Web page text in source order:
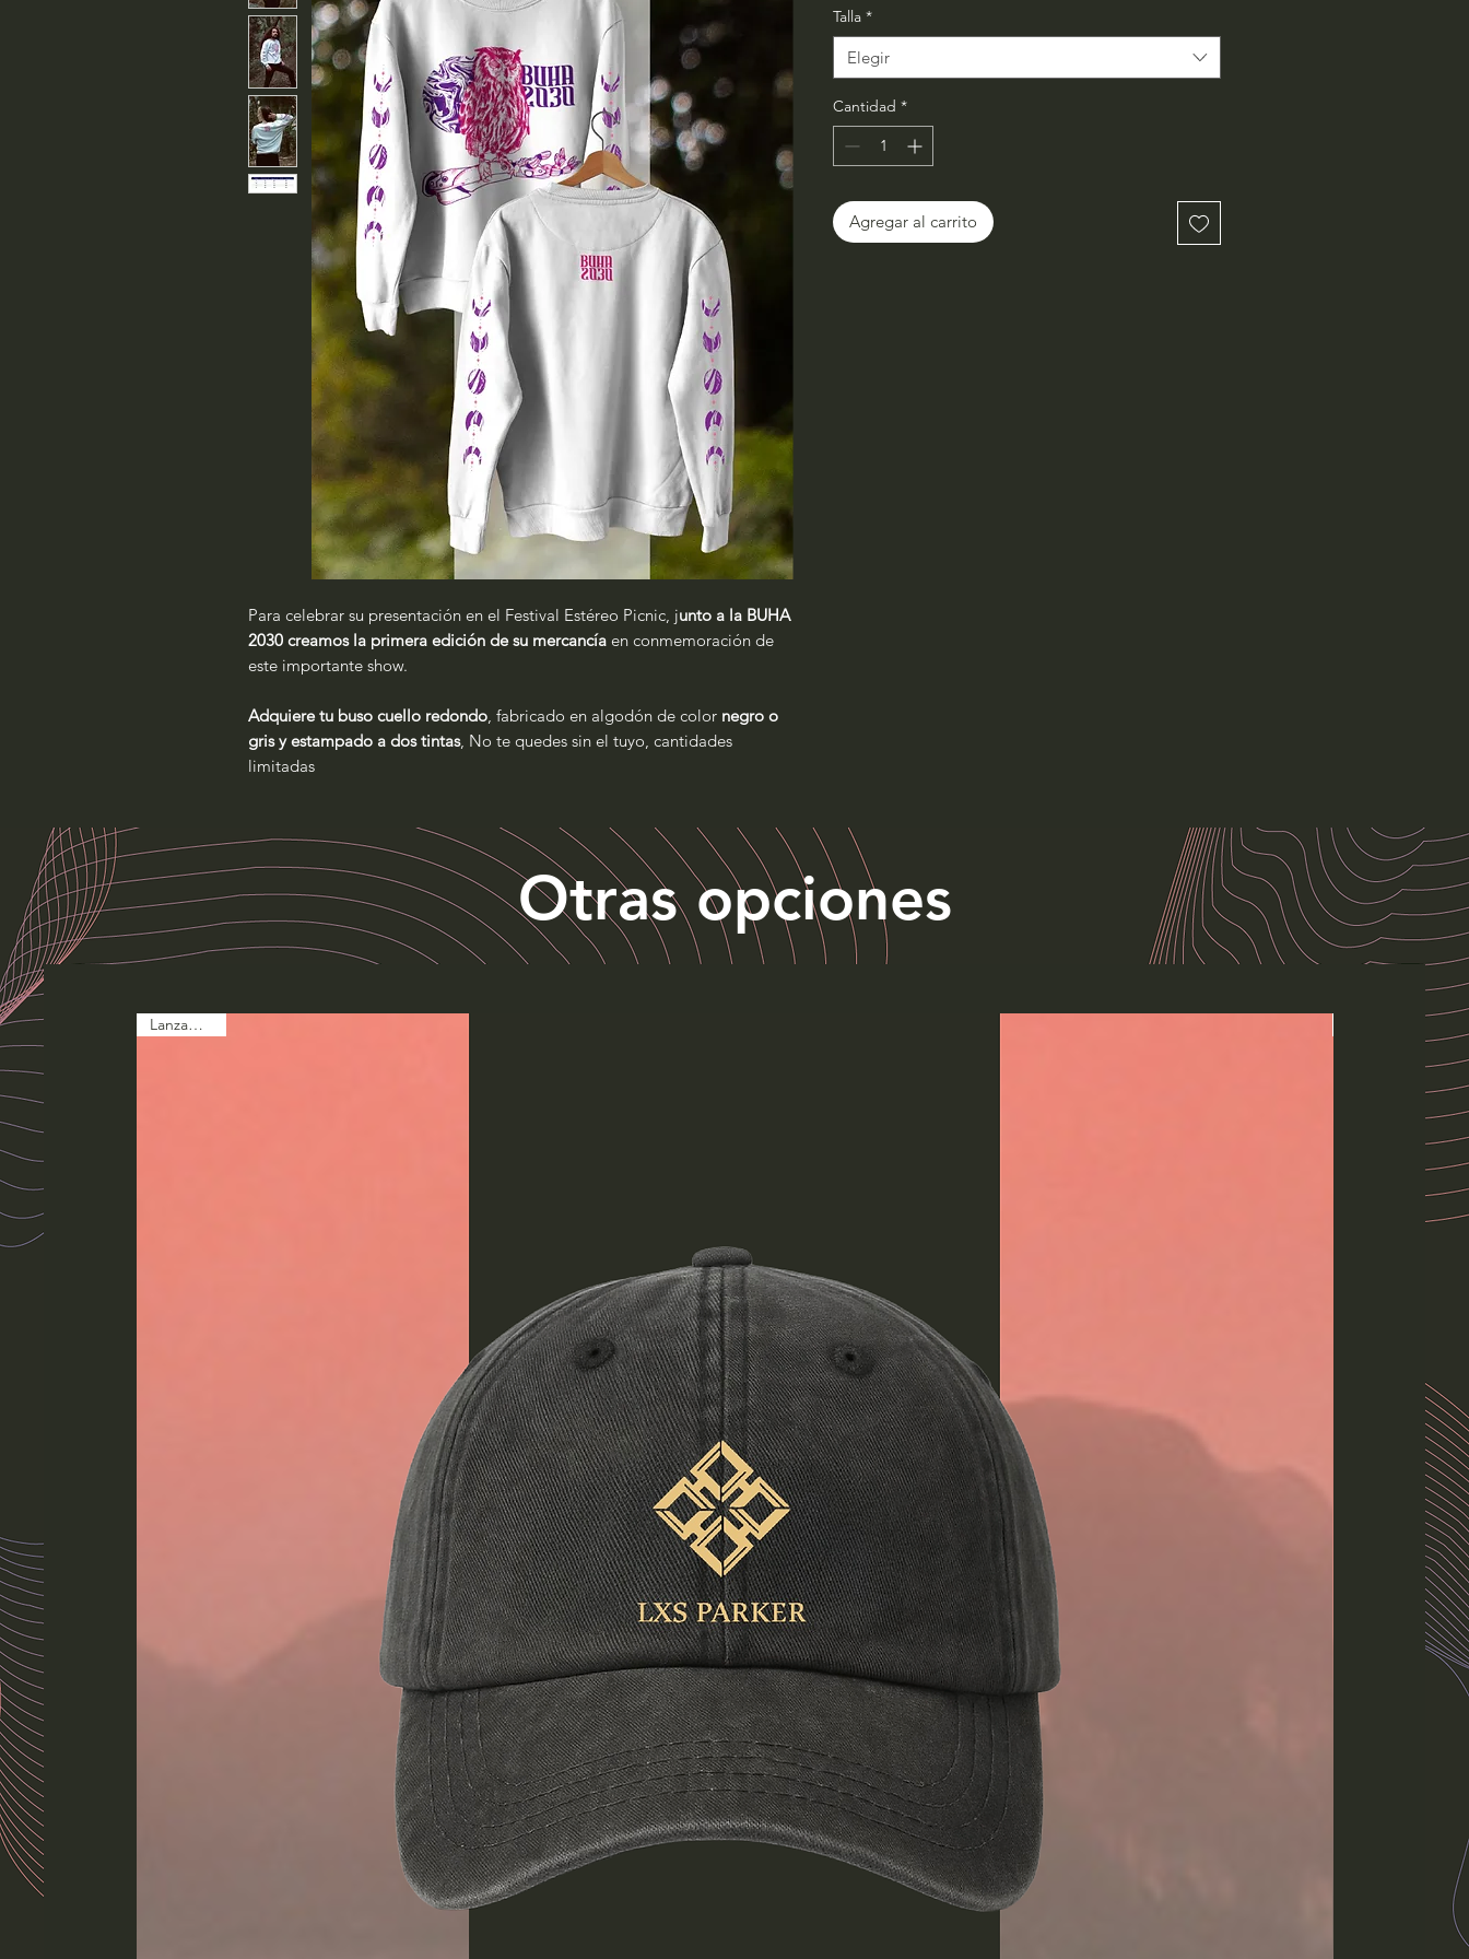
Para celebrar su presentación en el Festival Estéreo Picnic, junto a la BUHA
2030 creamos la primera edición de su mercancía en conmemoración de
este importante show.
Adquiere tu buso cuello redondo, fabricado en algodón de color negro o
gris y estampado a dos tintas, No te quedes sin el tuyo, cantidades
limitadas
Talla *
Elegir
Cantidad *
Agregar al carrito
Otras opciones
Lanzamiento